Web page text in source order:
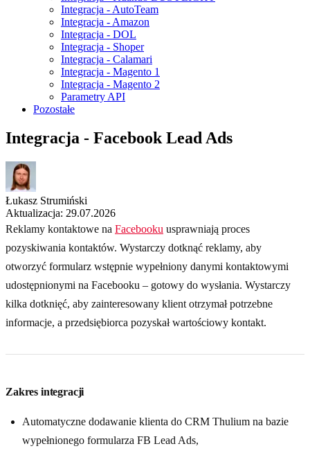
Integracja - AutoTeam
Integracja - Amazon
Integracja - DOL
Integracja - Shoper
Integracja - Calamari
Integracja - Magento 1
Integracja - Magento 2
Parametry API
Pozostałe
Integracja - Facebook Lead Ads
Łukasz Strumiński
Aktualizacja: 29.07.2026
Reklamy kontaktowe na Facebooku usprawniają proces
pozyskiwania kontaktów. Wystarczy dotknąć reklamy, aby
otworzyć formularz wstępnie wypełniony danymi kontaktowymi
udostępnionymi na Facebooku – gotowy do wysłania. Wystarczy
kilka dotknięć, aby zainteresowany klient otrzymał potrzebne
informacje, a przedsiębiorca pozyskał wartościowy kontakt.
Zakres integracji
Automatyczne dodawanie klienta do CRM Thulium na bazie
wypełnionego formularza FB Lead Ads,